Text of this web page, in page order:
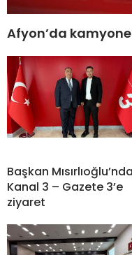
Afyon’da
Başkan
Kanal 3 – Gazete 3’e
ziyaret